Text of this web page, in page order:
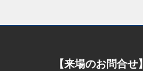
【来場のお問合せ】